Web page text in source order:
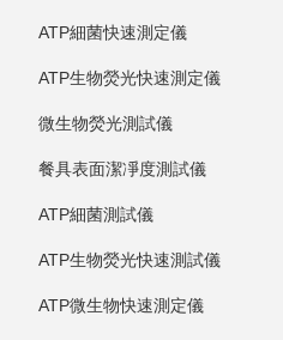
ATP細菌快速測定儀
ATP生物熒光快速測定儀
微生物熒光測試儀
餐具表面潔凈度測試儀
ATP細菌測試儀
ATP生物熒光快速測試儀
ATP微生物快速測定儀